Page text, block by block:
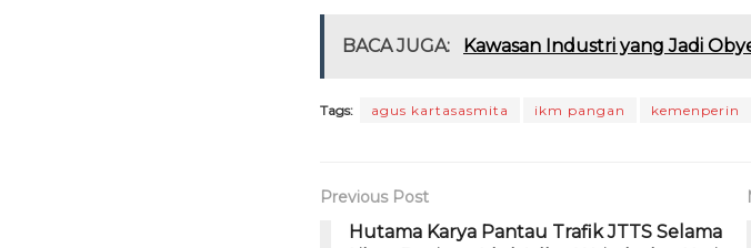
c
b
o
k
it
r
a
A
e
ra
re
d
ai n ai
BACA JUGA: Kawasan Industri yang Jadi
Tags: agus kartasasmita ikm pangan kemenperin
Previous Post
Hutama Karya Pantau Trafik JTTS Selama